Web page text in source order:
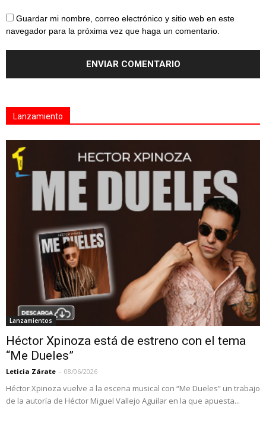
Guardar mi nombre, correo electrónico y sitio web en este
navegador para la próxima vez que haga un comentario.
Lanzamiento
Lanzamientos
Héctor Xpinoza está de estreno con el tema
“Me Dueles”
Leticia Zárate - 08/06/2026
Héctor Xpinoza vuelve a la escena musical con “Me Dueles” un trabajo
de la autoría de Héctor Miguel Vallejo Aguilar en la que apuesta...